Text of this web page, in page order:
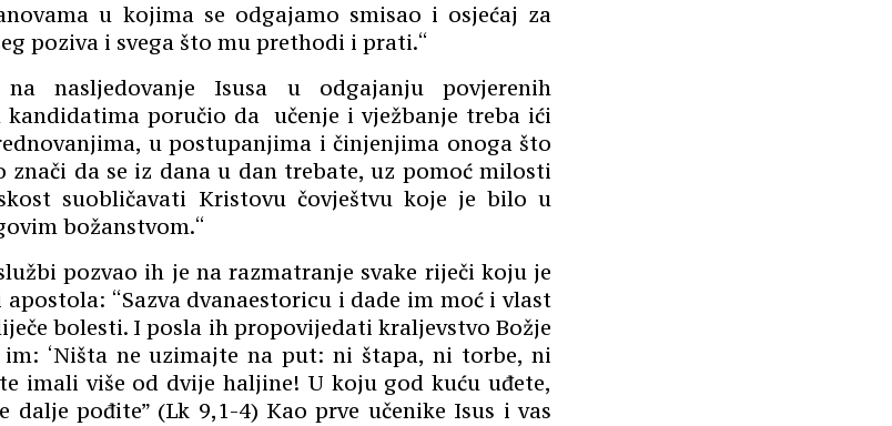
u kojima se odgajamo smisao i osjećaj za
poziva i svega što mu prethodi i prati.“
nasljedovanje Isusa u odgajanju povjerenih
kandidatima poručio da učenje i vježbanje treba ići
u postupanjima i činjenjima onoga što
znači da se iz dana u dan trebate, uz pomoć milosti
suobličavati Kristovu čovještvu koje je bilo u
božanstvom.“
pozvao ih je na razmatranje svake riječi koju je
“Sazva dvanaestoricu i dade im moć i vlast
bolesti. I posla ih propovijedati kraljevstvo Božje
‘Ništa ne uzimajte na put: ni štapa, ni torbe, ni
imali više od dvije haljine! U koju god kuću uđete,
dalje pođite” (Lk 9,1-4) Kao prve učenike Isus i vas